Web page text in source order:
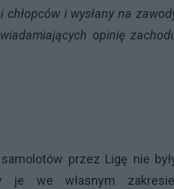
i wysłany na
opinię
przez Ligę nie
je we własnym